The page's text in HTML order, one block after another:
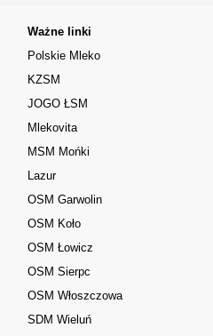
Ważne linki
Polskie Mleko
KZSM
JOGO ŁSM
Mlekovita
MSM Mońki
Lazur
OSM Garwolin
OSM Koło
OSM Łowicz
OSM Sierpc
OSM Włoszczowa
SDM Wieluń